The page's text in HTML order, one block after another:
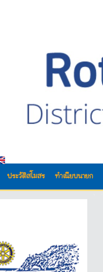
ประวัติสโมสร ทำเนียบนายก